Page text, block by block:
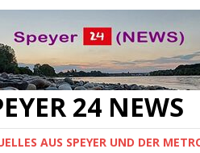
24 NEWS
AUS SPEYER UND DER